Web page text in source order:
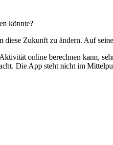
könnte?
diese Zukunft zu ändern. Auf
online berechnen kann,
Die App steht nicht im